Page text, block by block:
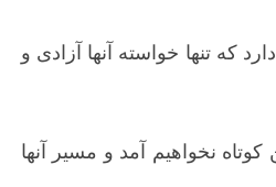
که تنها خواسته آنها آزادی و
نخواهیم آمد و مسیر آنها